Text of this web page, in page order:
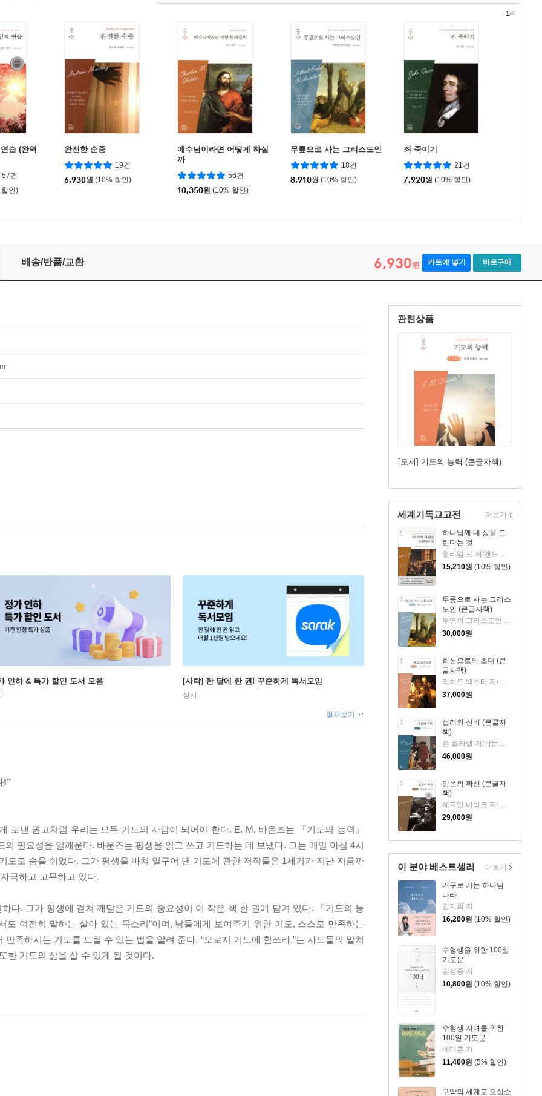
습 (완역
57건
인)
완전한 순종
19건
6,930원 (10% 할인)
예수님이라면 어떻게 하실
까
56건
10,350원 (10% 할인)
무릎으로 사는 그리스도인
18건
8,910원 (10% 할인)
죄 죽이기
21건
7,920원 (10% 할인)
1/4
배송/반품/교환 6,930원 카트에 넣기 바로구매
관련상품
[도서] 기도의 능력 (큰글자책)
세계기독교고전
하나님께 내 삶을 드
린다는 것
윌리엄 로 저/앤드류 머레이 편/서문강 역
15,210원 (10% 할인)
무릎으로 사는 그리스
도인 (큰글자책)
30,000원
회심으로의 초대 (큰
글자책)
리처드 백스터 저/박문재 역
37,000원
섭리의 신비 (큰글자
책)
존 플라벨 저/박문재 역
46,000원
믿음의 확신 (큰글자
책)
헤르만 바빙크 저/임경근 역
29,000원
더보기
이 분야 베스트셀러
거꾸로 가는 하나님
나라
김지희 저
16,200원 (10% 할인)
수험생을 위한 100일
기도문
김성중 저
10,800원 (10% 할인)
수험생 자녀를 위한
100일 기도문
배태훈 저
11,400원 (5% 할인)
구약의 세계로 오십쇼
더보기
인하 & 특가 할인 도서 모음 [사락] 한 달에 한 권! 꾸준하게 독서모임
상시
펼쳐보기
!”
보낸 권고처럼 우리는 모두 기도의 사람이 되어야 한다. E. M. 바운즈는 『기도의 능력』
필요성을 일깨운다. 바운즈는 평생을 읽고 쓰고 기도하는 데 보냈다. 그는 매일 아침 4시
도로 숨을 쉬었다. 그가 평생을 바쳐 일구어 낸 기도에 관한 저작들은 1세기가 지난 지금까
극하고 고무하고 있다.
다. 그가 평생에 걸쳐 깨달은 기도의 중요성이 이 작은 책 한 권에 담겨 있다. 『기도의 능
도 여전히 말하는 살아 있는 목소리”이며, 남들에게 보여주기 위한 기도, 스스로 만족하는
족하시는 기도를 드릴 수 있는 법을 알려 준다. “오로지 기도에 힘쓰라.”는 사도들의 말처
한 기도의 삶을 살 수 있게 될 것이다.